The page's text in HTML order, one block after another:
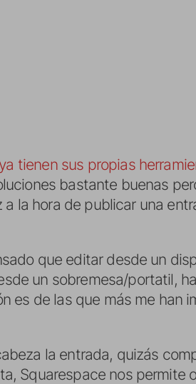
ya tienen sus propias
bastante buenas
la hora de publicar una
que editar desde un
un sobremesa/portatil,
es de las que más me han
la entrada, quizás
Squarespace nos permite